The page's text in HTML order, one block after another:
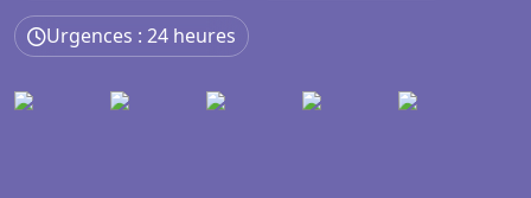
Technique.
Urgences : 24 heures